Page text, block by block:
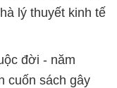
lý thuyết kinh tế
đời - năm
cuốn sách gây